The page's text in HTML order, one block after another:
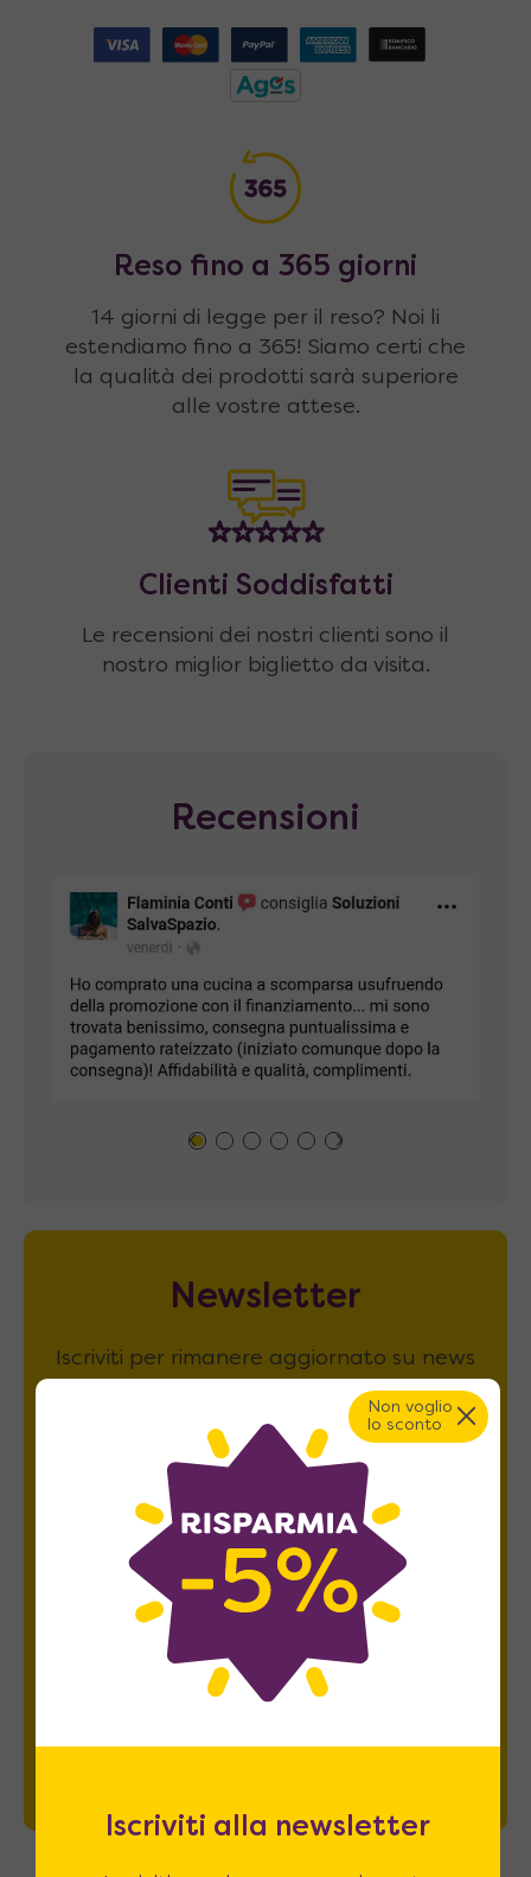
Reso fino a 365 giorni
14 giorni di legge per il reso? Noi li
estendiamo fino a 365! Siamo certi che
la qualità dei prodotti sarà superiore
alle vostre attese.
Clienti Soddisfatti
Le recensioni dei nostri clienti sono il
nostro miglior biglietto da visita.
Recensioni
Newsletter
Iscriviti per rimanere aggiornato su news
5% di sconto.
Esprimo il mio consenso al trattamento dati
relativamente al
punto 2 A e B
dell'informativa
Non voglio
lo sconto
Iscriviti alla newsletter